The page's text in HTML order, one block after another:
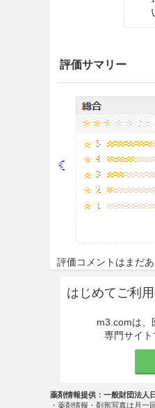
評価サマリー
評価コメントはまだ
はじめてご利
m3.comは、
専門サイト
薬剤情報提供：一般財団法人
・薬剤情報・剤形写真は月一